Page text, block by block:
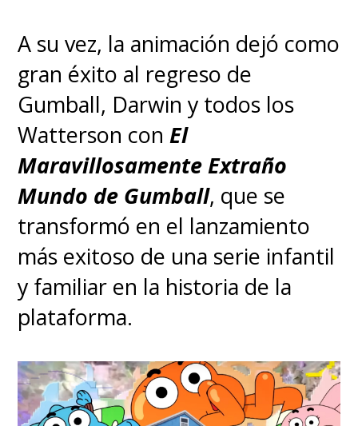
A su vez, la animación dejó como
gran éxito al regreso de
Gumball, Darwin y todos los
Watterson conEl
Maravillosamente Extraño
Mundo de Gumball, que se
transformó en el lanzamiento
más exitoso de una serie infantil
y familiar en la historia de la
plataforma.